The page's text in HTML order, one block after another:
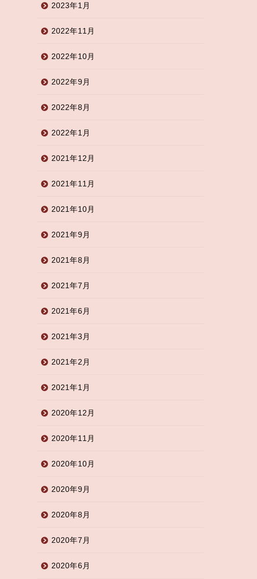
2023年1月
2022年11月
2022年10月
2022年9月
2022年8月
2022年1月
2021年12月
2021年11月
2021年10月
2021年9月
2021年8月
2021年7月
2021年6月
2021年3月
2021年2月
2021年1月
2020年12月
2020年11月
2020年10月
2020年9月
2020年8月
2020年7月
2020年6月